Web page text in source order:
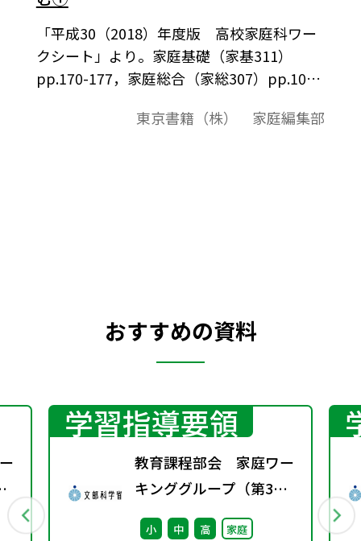
「平成30（2018）年度版 高校家庭科ワー
クシート」より。家庭基礎（家基311）
pp.170-177，家庭総合（家総307）pp.100-
題例になっています。東京書籍（株） 家庭編集部
おすすめの資料
学習指導要領
教育課程部会 家庭ワー
キンググループ（第3
回） 配付資料
小 中 高 家庭